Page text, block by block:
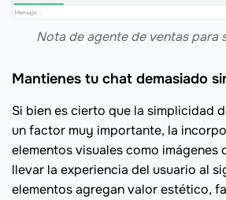
Nota de agente de ventas para
Mantienes tu chat demasiado
Si bien es cierto que la simplicidad
un factor muy importante, la
elementos visuales como imágenes
llevar la experiencia del usuario al
elementos agregan valor estético,